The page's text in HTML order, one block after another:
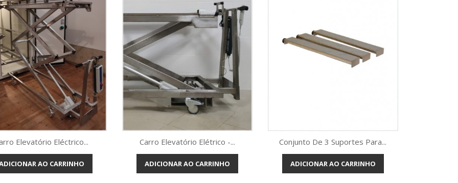
Vista rápida
Elevatório Eléctrico...
AO CARRINHO Vista rápida
Carro Elevatório Elétrico -...
ADICIONAR AO CARRINHO Vista rápida
Conjunto De 3 Suportes Para...
ADICIONAR AO CARRINHO